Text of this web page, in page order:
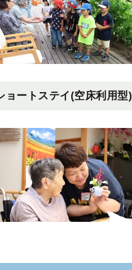
ョートステイ(空床利用型)